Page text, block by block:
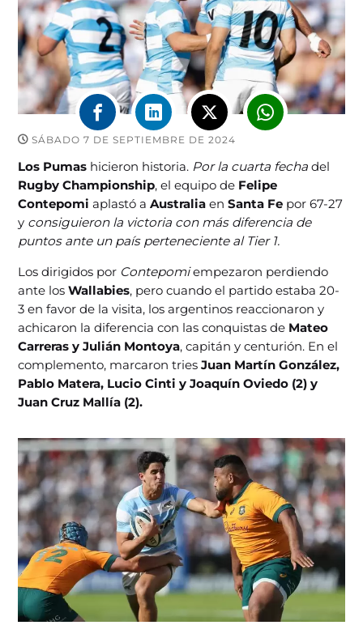
SÁBADO 7 DE SEPTIEMBRE DE 2024
Los Pumas hicieron historia. Por la cuarta fecha del
Rugby Championship, el equipo de Felipe
Contepomiaplastó aAustralia enSanta Fe por 67-27
y consiguieron la victoria con más diferencia de
puntos ante un país perteneciente al Tier 1.
Los dirigidos por Contepomiempezaron perdiendo
ante los Wallabies, pero cuando el partido estaba 20-
3 en favor de la visita, los argentinos reaccionaron y
achicaron la diferencia con las conquistas de Mateo
Carreras y Julián Montoya, capitán y centurión. En el
complemento, marcaron triesJuan Martín González,
Pablo Matera, Lucio Cinti y Joaquín Oviedo (2) y
Juan Cruz Mallía (2).